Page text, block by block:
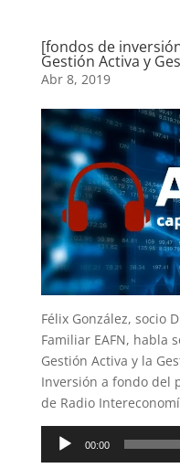
[fondos de
Gestión Activa y
Abr 8, 2019
Félix González, socio
Familiar EAFN, habla
Gestión Activa y la
Inversión a fondo del
de Radio
Reproductor
00:00